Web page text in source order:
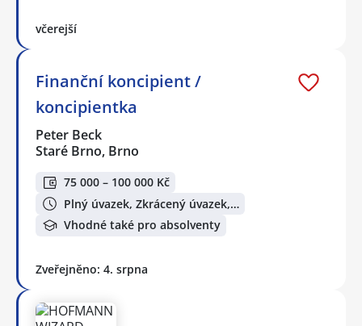
včerejší
Finanční koncipient /
koncipientka
Peter Beck
Staré Brno, Brno
75 000 – 100 000 Kč
Plný úvazek, Zkrácený úvazek,…
Vhodné také pro absolventy
Zveřejněno: 4. srpna